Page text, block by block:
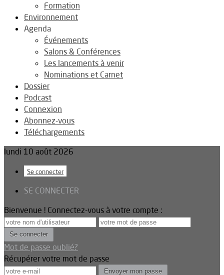
Formation
Environnement
Agenda
Événements
Salons & Conférences
Les lancements à venir
Nominations et Carnet
Dossier
Podcast
Connexion
Abonnez-vous
Téléchargements
lundi 10 août 2026
Se connecter
SE CONNECTER
Bienvenue ! Connectez-vous à votre compte :
Mot de passe oublié?
Récupérer votre mot de passe